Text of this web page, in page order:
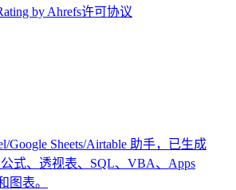
by Ahrefs许可协议
Google Sheets/Airtable 助手，已生成
式、透视表、SQL、VBA、Apps
图表。